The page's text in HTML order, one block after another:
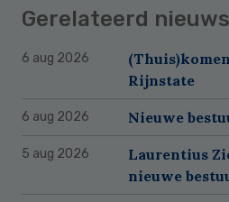
Gerelateerd nieuws
6 aug 2026
Rijnstate
6 aug 2026 Nieuwe
5 aug 2026
Laurentius
nieuwe